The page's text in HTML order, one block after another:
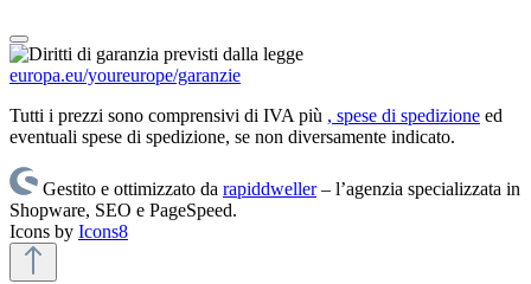
europa.eu/youreurope/garanzie
Tutti i prezzi sono comprensivi di IVA più , spese di spedizione ed
eventuali spese di spedizione, se non diversamente indicato.
Gestito e ottimizzato da rapiddweller– l’agenzia specializzata in
Shopware, SEO e PageSpeed.
Icons by Icons8